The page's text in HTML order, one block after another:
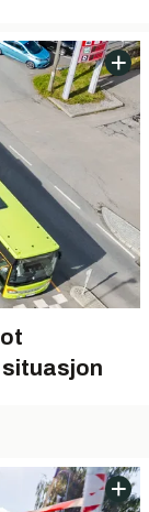
situasjon